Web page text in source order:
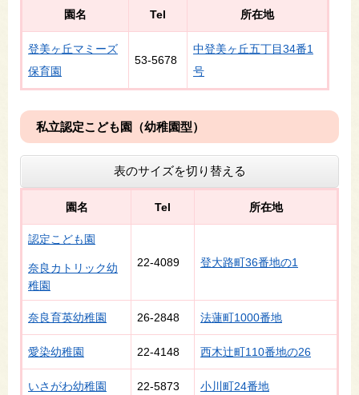
園名 Tel 所在地
登美ヶ丘マミーズ
保育園
53-5678
中登美ヶ丘五丁目34番1
号
私立認定こども園（幼稚園型）
表のサイズを切り替える
園名 Tel 所在地
認定こども園
奈良カトリック幼
稚園
22-4089 登大路町36番地の1
奈良育英幼稚園 26-2848 法蓮町1000番地
愛染幼稚園 22-4148 西木辻町110番地の26
いさがわ幼稚園 22-5873 小川町24番地